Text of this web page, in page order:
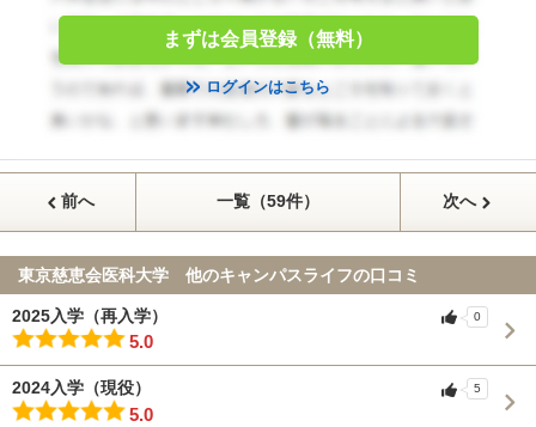
まずは会員登録（無料）
ログインはこちら
前へ 一覧（59件） 次へ
東京慈恵会医科大学 他のキャンパスライフの口コミ
2025入学（再入学）
5.0
0
2024入学（現役）
5.0
5